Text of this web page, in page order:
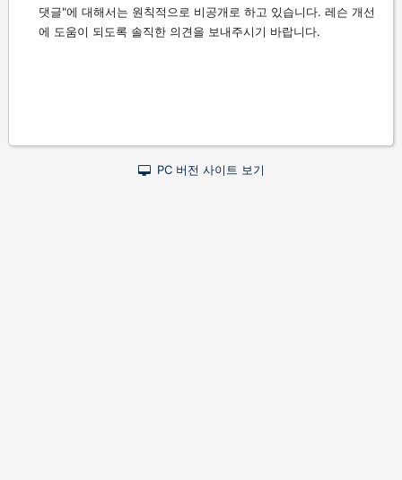
댓글"에 대해서는 원칙적으로 비공개로 하고 있습니다. 레슨 개선
에 도움이 되도록 솔직한 의견을 보내주시기 바랍니다.
PC 버전 사이트 보기